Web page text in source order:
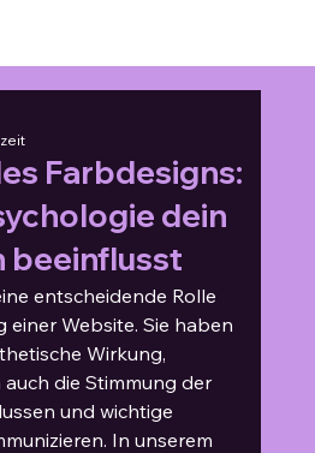
Farbdesigns:
dein
beeinflusst
entscheidende Rolle
einer Website. Sie haben
Wirkung,
die Stimmung der
und wichtige
In unserem